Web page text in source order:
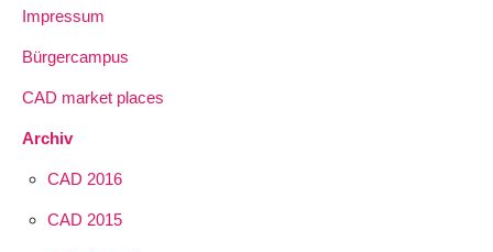
Impressum
Bürgercampus
CAD market places
Archiv
CAD 2016
CAD 2015